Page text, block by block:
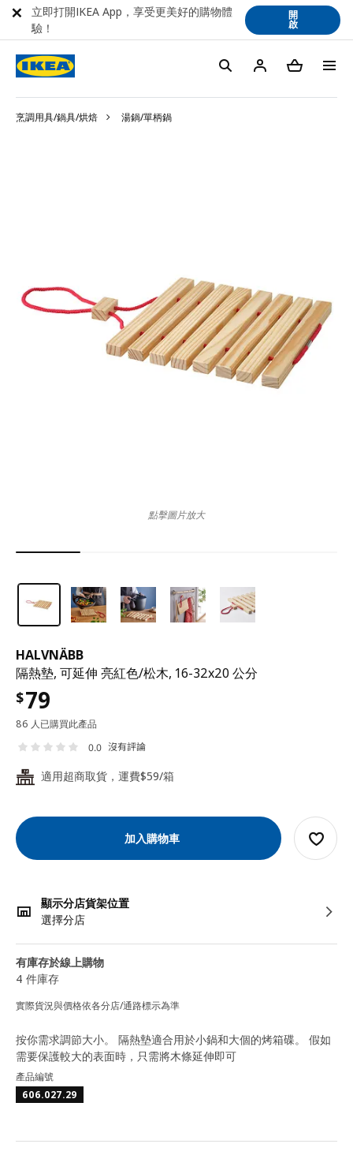
烹調用具/鍋具/烘焙 湯鍋/單柄鍋
HALVNÄBB
隔熱墊, 可延伸 亮紅色/松木, 16-32x20 公分
$79
86 人已購買此產品
0.0 沒有評論
24 適用超商取貨，運費$59/箱
加入購物車
顯示分店貨架位置
選擇分店
有庫存於線上購物
4 件庫存
實際貨況與價格依各分店/通路標示為準
點擊圖片放大
按你需求調節大小。 隔熱墊適合用於小鍋和大個的烤箱碟。 假如
需要保護較大的表面時，只需將木條延伸即可
產品編號
606.027.29
立即打開IKEA App，享受更美好的購物體
驗！
開
啟